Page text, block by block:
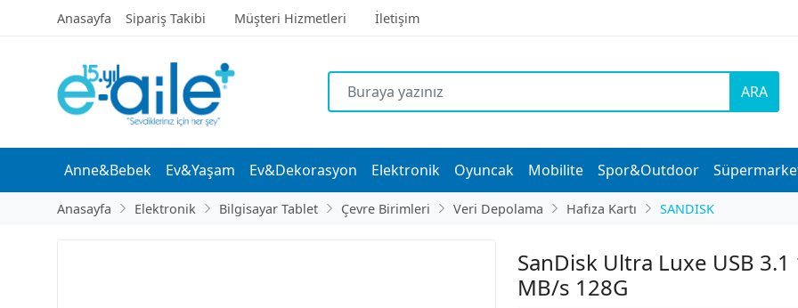
Anasayfa Sipariş Takibi Müşteri Hizmetleri İletişim
ARA
Anne&Bebek Ev&Yaşam Ev&Dekorasyon Elektronik Oyuncak Mobilite Spor&Outdoor
Anasayfa Elektronik Bilgisayar Tablet Çevre Birimleri Veri Depolama Hafıza Kartı SANDISK
SanDisk Ultra Luxe USB 3.1
MB/s 128G